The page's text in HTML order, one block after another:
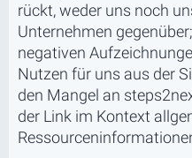
rückt, weder uns noch
Unternehmen
negativen
Nutzen für uns aus der
den Mangel an
der Link im Kontext